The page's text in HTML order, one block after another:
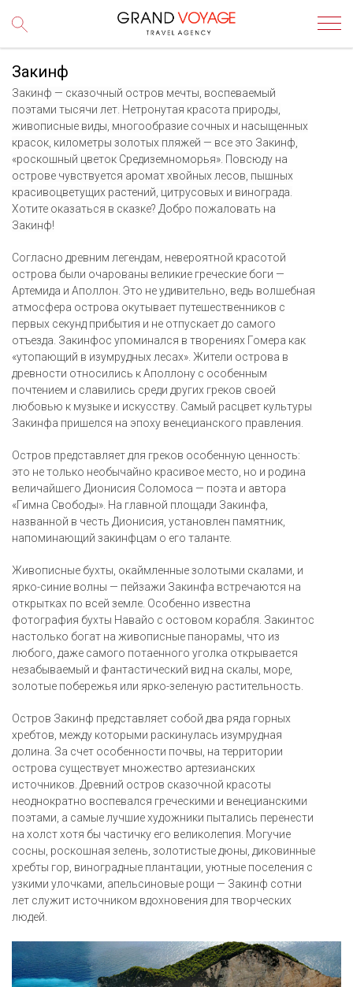
Закинф
Закинф — сказочный остров мечты, воспеваемый
поэтами тысячи лет. Нетронутая красота природы,
живописные виды, многообразие сочных и насыщенных
красок, километры золотых пляжей — все это Закинф,
«роскошный цветок Средиземноморья». Повсюду на
острове чувствуется аромат хвойных лесов, пышных
красивоцветущих растений, цитрусовых и винограда.
Хотите оказаться в сказке? Добро пожаловать на
Закинф!
Согласно древним легендам, невероятной красотой
острова были очарованы великие греческие боги —
Артемида и Аполлон. Это не удивительно, ведь волшебная
атмосфера острова окутывает путешественников с
первых секунд прибытия и не отпускает до самого
отъезда. Закинфос упоминался в творениях Гомера как
«утопающий в изумрудных лесах». Жители острова в
древности относились к Аполлону с особенным
почтением и славились среди других греков своей
любовью к музыке и искусству. Самый расцвет культуры
Закинфа пришелся на эпоху венецианского правления.
Остров представляет для греков особенную ценность:
это не только необычайно красивое место, но и родина
величайшего Дионисия Соломоса — поэта и автора
«Гимна Свободы». На главной площади Закинфа,
названной в честь Дионисия, установлен памятник,
напоминающий закинфцам о его таланте.
Живописные бухты, окаймленные золотыми скалами, и
ярко-синие волны — пейзажи Закинфа встречаются на
открытках по всей земле. Особенно известна
фотография бухты Навайо с остовом корабля. Закинтос
настолько богат на живописные панорамы, что из
любого, даже самого потаенного уголка открывается
незабываемый и фантастический вид на скалы, море,
золотые побережья или ярко-зеленую растительность.
Остров Закинф представляет собой два ряда горных
хребтов, между которыми раскинулась изумрудная
долина. За счет особенности почвы, на территории
острова существует множество артезианских
источников. Древний остров сказочной красоты
неоднократно воспевался греческими и венецианскими
поэтами, а самые лучшие художники пытались перенести
на холст хотя бы частичку его великолепия. Могучие
сосны, роскошная зелень, золотистые дюны, диковинные
хребты гор, виноградные плантации, уютные поселения с
узкими улочками, апельсиновые рощи — Закинф сотни
лет служит источником вдохновения для творческих
людей.